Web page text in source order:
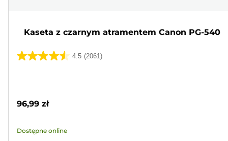
Kaseta z czarnym atramentem Canon PG-540
4.5 (2061)
4.5
2061
96,99 zł
Dostępne online